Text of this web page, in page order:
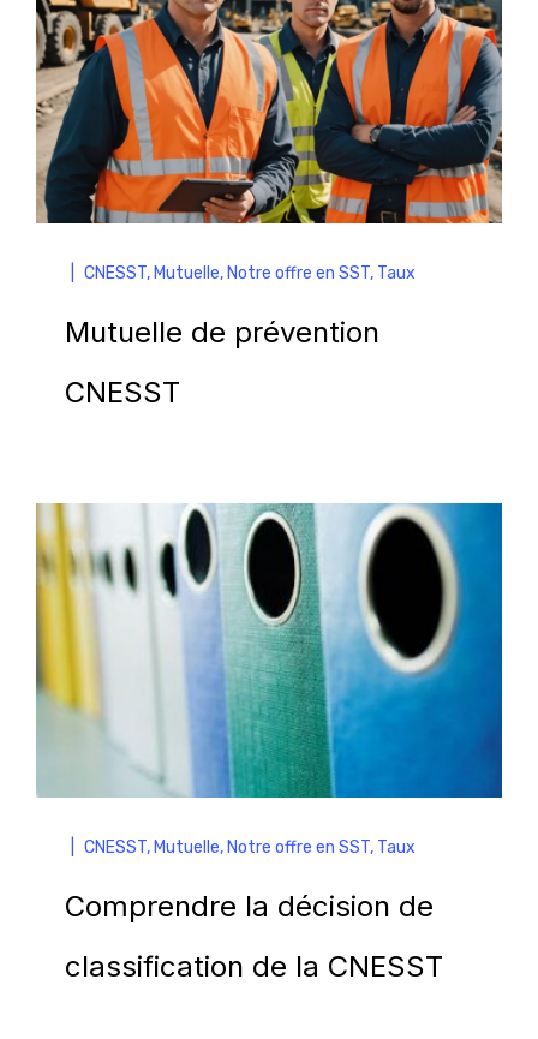
CNESST, Mutuelle, Notre offre en SST, Taux
Mutuelle de prévention
CNESST
CNESST, Mutuelle, Notre offre en SST, Taux
Comprendre la décision de
classification de la CNESST